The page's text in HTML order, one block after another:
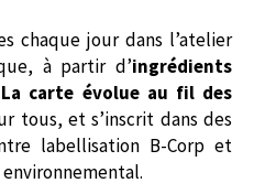
chaque jour dans l’atelier
à partir d’ingrédients
La carte évolue au fil des
tous, et s’inscrit dans des
labellisation B-Corp et